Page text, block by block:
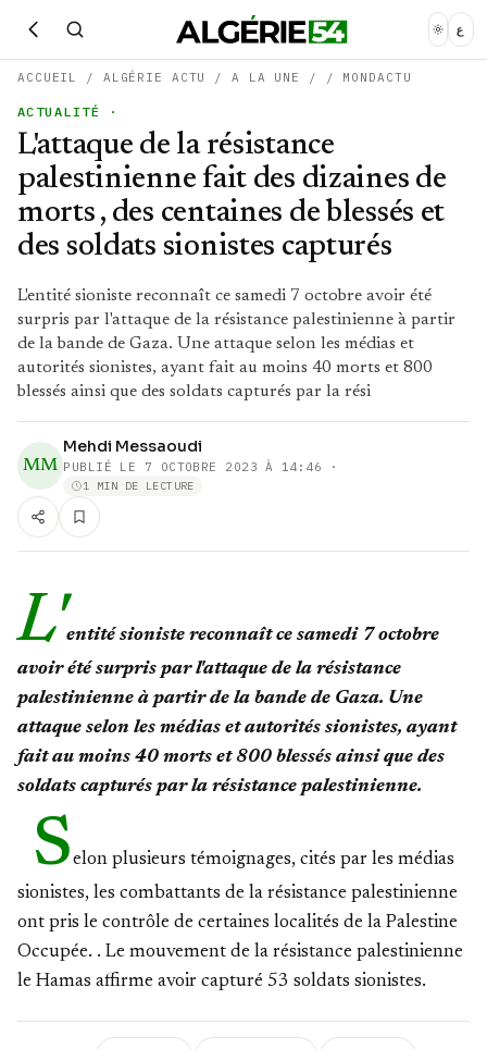
ع
ACCUEIL / ALGÉRIE ACTU /A LA UNE / / MONDACTU
ACTUALITÉ ·
L'attaque de la résistance
palestinienne fait des dizaines de
morts , des centaines de blessés et
des soldats sionistes capturés
L'entité sioniste reconnaît ce samedi 7 octobre avoir été
surpris par l'attaque de la résistance palestinienne à partir
de la bande de Gaza. Une attaque selon les médias et
autorités sionistes, ayant fait au moins 40 morts et 800
blessés ainsi que des soldats capturés par la rési
MM
Mehdi Messaoudi
PUBLIÉ LE 7 OCTOBRE 2023 À 14:46 ·
1 MIN DE LECTURE
L'entité sioniste reconnaît ce samedi 7 octobre
avoir été surpris par l'attaque de la résistance
palestinienne à partir de la bande de Gaza. Une
attaque selon les médias et autorités sionistes, ayant
fait au moins 40 morts et 800 blessés ainsi que des
soldats capturés par la résistance palestinienne.
Selon plusieurs témoignages, cités par les médias
sionistes, les combattants de la résistance palestinienne
ont pris le contrôle de certaines localités de la Palestine
Occupée. . Le mouvement de la résistance palestinienne
le Hamas affirme avoir capturé 53 soldats sionistes.